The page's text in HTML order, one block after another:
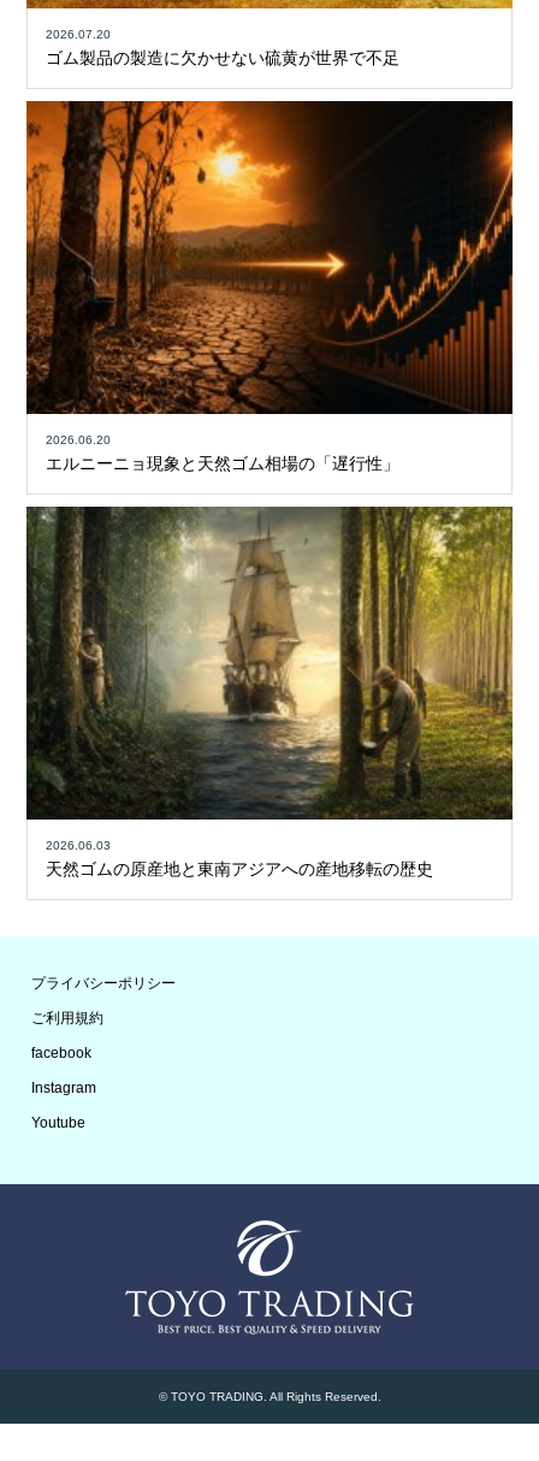
2026.07.20
ゴム製品の製造に欠かせない硫黄が世界で不足
2026.06.20
エルニーニョ現象と天然ゴム相場の「遅行性」
2026.06.03
天然ゴムの原産地と東南アジアへの産地移転の歴史
プライバシーポリシー
ご利用規約
facebook
Instagram
Youtube
©TOYO TRADING. All Rights Reserved.